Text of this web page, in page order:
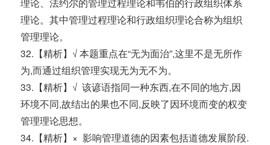
理论。其中管理过程理论和行政组织理论合称为组织
管理理论。
32.【精析】√ 本题重点在“无为面治”,这里不是无所作
为,而通过组织管理实现无为无不为。
33.【精析】√ 该谚语指同一种东西,在不同的地方,因
环境不同,故结出的果也不同,反映了因环境而变的权变
管理理论思想。
34.【精析】× 影响管理道德的因素包括道德发展阶段.